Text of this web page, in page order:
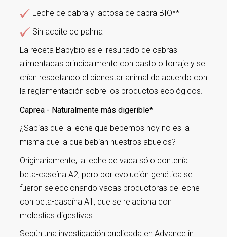
Leche de cabra y lactosa de cabra BIO**
Sin aceite de palma
La receta Babybio es el resultado de cabras
alimentadas principalmente con pasto o forraje y se
crían respetando el bienestar animal de acuerdo con
la reglamentación sobre los productos ecológicos.
Caprea - Naturalmente más digerible*
¿Sabías que la leche que bebemos hoy no es la
misma que la que bebían nuestros abuelos?
Originariamente, la leche de vaca sólo contenía
beta-caseína A2, pero por evolución genética se
fueron seleccionando vacas productoras de leche
con beta-caseína A1, que se relaciona con
molestias digestivas.
Según una investigación publicada en Advance in